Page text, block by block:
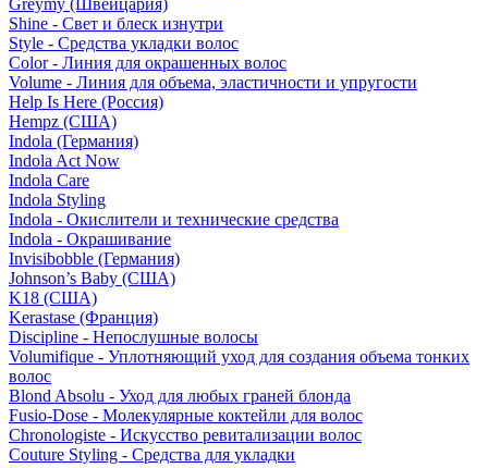
Greymy (Швейцария)
Shine - Свет и блеск изнутри
Style - Средства укладки волос
Color - Линия для окрашенных волос
Volume - Линия для объема, эластичности и упругости
Help Is Here (Россия)
Hempz (США)
Indola (Германия)
Indola Act Now
Indola Care
Indola Styling
Indola - Окислители и технические средства
Indola - Окрашивание
Invisibobble (Германия)
Johnson’s Baby (США)
K18 (США)
Kerastase (Франция)
Discipline - Непослушные волосы
Volumifique - Уплотняющий уход для создания объема тонких
волос
Blond Absolu - Уход для любых граней блонда
Fusio-Dose - Молекулярные коктейли для волос
Chronologiste - Искусство ревитализации волос
Couture Styling - Средства для укладки